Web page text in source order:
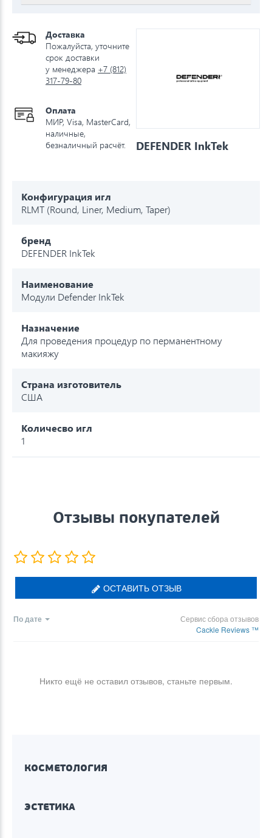
Доставка
Пожалуйста, уточните
срок доставки
у менеджера +7 (812)
317-79-80
Оплата
МИР, Visa, MasterCard,
наличные,
безналичный расчёт.
DEFENDER InkTek
Конфигурация игл
RLMT (Round, Liner, Medium, Taper)
бренд
DEFENDER InkTek
Наименование
Модули Defender InkTek
Назначение
Для проведения процедур по перманентному
макияжу
Страна изготовитель
США
Количесво игл
1
Отзывы покупателей
ОСТАВИТЬ ОТЗЫВ
По дате
Сервис сбора отзывов
Cackle Reviews ™
Никто ещё не оставил отзывов, станьте первым.
КОСМЕТОЛОГИЯ
ЭСТЕТИКА